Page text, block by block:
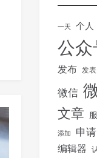
一天 个人
公众
发布 发表
微信
文章
添加 申请
编辑器